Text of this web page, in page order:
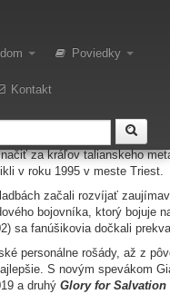
Poviedky
Kontakt
vytvorili
môže byť aj
za kráľov talianskeho
v roku 1995 v meste Triest.
začali rozvíjať
bojovníka, ktorý
sa fanúšikovia dočkali
personálne rošády, až z
S novým spevákom
a druhý Glory for Salvation